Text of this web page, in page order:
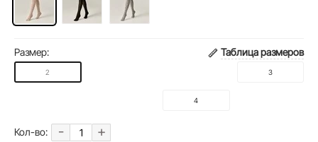
Размер: Таблица размеров
2 3
4
Кол-во: - +